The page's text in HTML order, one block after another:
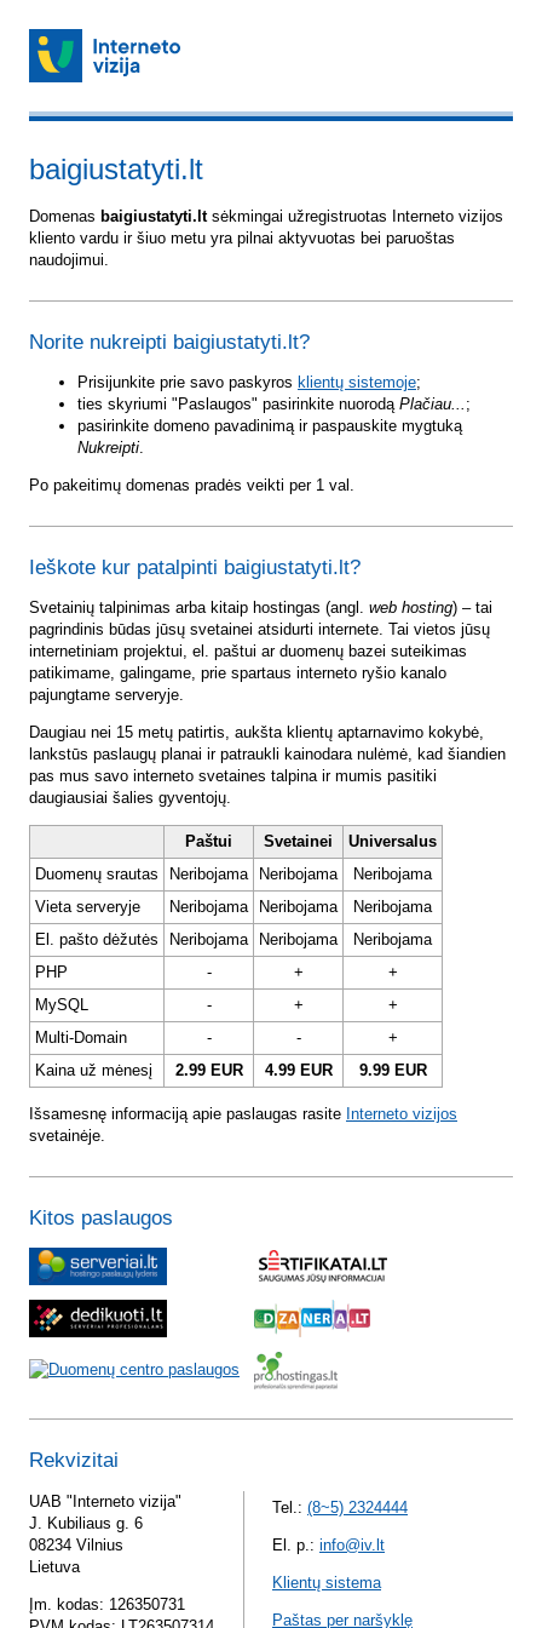
baigiustatyti.lt
Domenas baigiustatyti.ltsėkmingai užregistruotas Interneto vizijos
kliento vardu ir šiuo metu yra pilnai aktyvuotas bei paruoštas
naudojimui.
Norite nukreipti baigiustatyti.lt?
Prisijunkite prie savo paskyros klientų sistemoje;
ties skyriumi "Paslaugos" pasirinkite nuorodą Plačiau... ;
pasirinkite domeno pavadinimą ir paspauskite mygtuką
Nukreipti.
Po pakeitimų domenas pradės veikti per 1 val.
Ieškote kur patalpinti baigiustatyti.lt?
Svetainių talpinimas arba kitaip hostingas (angl. web hosting) – tai
pagrindinis būdas jūsų svetainei atsidurti internete. Tai vietos jūsų
internetiniam projektui, el. paštui ar duomenų bazei suteikimas
patikimame, galingame, prie spartaus interneto ryšio kanalo
pajungtame serveryje.
Daugiau nei 15 metų patirtis, aukšta klientų aptarnavimo kokybė,
lankstūs paslaugų planai ir patraukli kainodara nulėmė, kad šiandien
pas mus savo interneto svetaines talpina ir mumis pasitiki
daugiausiai šalies gyventojų.
Paštui Svetainei
Universalus
Duomenų srautas
Neribojama Neribojama
Neribojama
Vieta serveryje
Neribojama Neribojama
Neribojama
El. pašto dėžutės
Neribojama Neribojama
Neribojama
PHP
- +
+
MySQL
- +
+
Multi-Domain
- -
+
Kaina už mėnesį
2.99 EUR 4.99 EUR 9.99 EUR
Išsamesnę informaciją apie paslaugas rasite Interneto vizijos
svetainėje.
Kitos paslaugos
Rekvizitai
UAB "Interneto vizija"
J. Kubiliaus g. 6
08234 Vilnius
Lietuva
Įm. kodas: 126350731
Tel.: (8~5) 2324444
El. p.: info@iv.lt
Klientų sistema
Paštas per naršyklę